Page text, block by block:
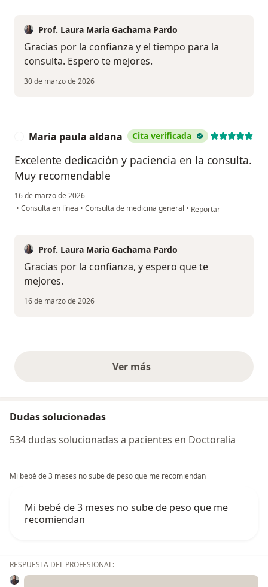
Prof. Laura Maria Gacharna Pardo
Gracias por la confianza y el tiempo para la
consulta. Espero te mejores.
30 de marzo de 2026
Maria paula aldana Cita verificada
Excelente dedicación y paciencia en la consulta.
Muy recomendable
16 de marzo de 2026
• Consulta en línea • Consulta de medicina general • en opinión del usuario
Reportar
Prof. Laura Maria Gacharna Pardo
Gracias por la confianza, y espero que te
mejores.
16 de marzo de 2026
Ver másopiniones anteriores
Dudas solucionadas
534 dudas solucionadas a pacientes en Doctoralia
Mi bebé de 3 meses no sube de peso que me recomiendan
Mi bebé de 3 meses no sube de peso que me
recomiendan
RESPUESTA DEL PROFESIONAL: